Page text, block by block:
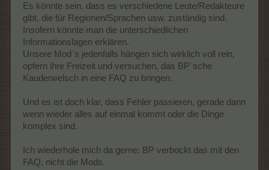
Es könnte sein, dass es verschiedene Leute/Redakteure
gibt, die für Regionen/Sprachen usw. zuständig sind.
Insofern könnte man die unterschiedlichen
Informationslagen erklären.
Unsere Mod´s jedenfalls hängen sich wirklich voll rein,
opfern ihre Freizeit und versuchen, das BP´sche
Kauderwelsch in eine FAQ zu bringen.
Und es ist doch klar, dass Fehler passieren, gerade dann
wenn wieder alles auf einmal kommt oder die Dinge
komplex sind.
Ich wiederhole mich da gerne: BP verbockt das mit den
FAQ, nicht die Mods.